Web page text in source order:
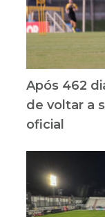
Após 462
de voltar a
oficial